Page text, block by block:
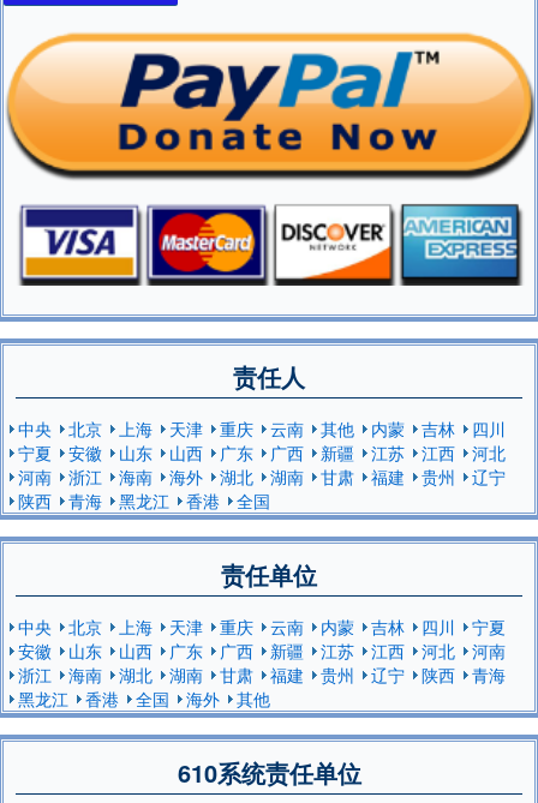
责任人
中央 北京 上海 天津 重庆 云南 其他 内蒙 吉林
四川
宁夏
安徽 山东 山西 广东 广西 新疆 江苏 江西
河北
河南
浙江 海南 海外 湖北 湖南 甘肃 福建 贵州
辽宁
陕西
青海 黑龙江 香港 全国
责任单位
中央 北京 上海 天津 重庆 云南 内蒙 吉林 四川
宁夏
安徽
山东 山西 广东 广西 新疆 江苏 江西 河北
河南
浙江
海南 湖北 湖南 甘肃 福建 贵州 辽宁 陕西
青海
黑龙江
香港 全国 海外 其他
610系统责任单位